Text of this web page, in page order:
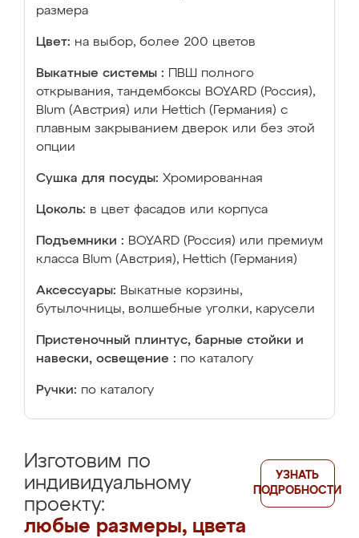
размера
Цвет: на выбор, более 200 цветов
Выкатные системы :
ПВШ полного
открывания, тандембоксы BOYARD (Россия),
Blum (Австрия) или Hettich (Германия) с
плавным закрыванием дверок или без этой
опции
Сушка для посуды: Хромированная
Цоколь: в цвет фасадов или корпуса
Подъемники : BOYARD (Россия) или премиум
класса Blum (Австрия), Hettich (Германия)
Аксессуары: Выкатные корзины,
бутылочницы, волшебные уголки, карусели
Пристеночный плинтус, барные стойки и
навески, освещение : по каталогу
Ручки: по каталогу
Изготовим по
индивидуальному
проекту:
любые размеры, цвета
УЗНАТЬ
ПОДРОБНОСТИ